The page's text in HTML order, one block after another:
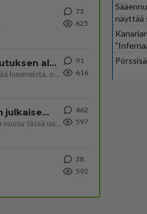
73
625
Kiteen Pallon superpesisjoukkue pelaa huumeiden vaikutuksen alaisena
Huumerikos. Yleisesti uskotaan, että se seikka, että eräs KiPan pelaaja kärähtää huumeista, on vain jäävuoren huippu. M
91
616
Perussuomalaisten kannatus nousi rytinällä Ylen tänään julkaisemassa tuoreimmassa gallup-kyselyssä.
https://yle.fi/a/74-20239449 Perussuomalaisilla hurja- ja ylivoimaisesti suurin nousu tässä uudessa Ylen gallupissa. Kyl
462
597
38
592
näyttää